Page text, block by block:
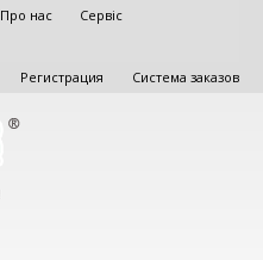
Про нас
Сервіс
Регистрация Система заказов